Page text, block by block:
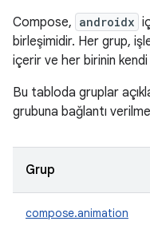
Compose, androidx
birleşimidir. Her grup,
içerir ve her birinin kendi
Bu tabloda gruplar
grubuna bağlantı
Grup
compose.animation